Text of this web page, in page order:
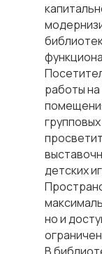
работы
детских
но и